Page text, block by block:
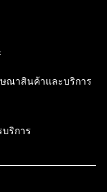
ณาสินค้าและบริการ
ริการ